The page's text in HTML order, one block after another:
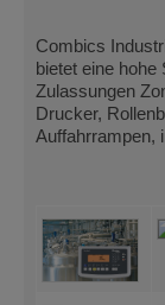
Combics
bietet eine
Zulassungen
Drucker,
Auffahrrampen,